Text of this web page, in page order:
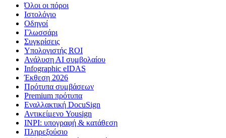
Όλοι οι πόροι
Ιστολόγιο
Οδηγοί
Γλωσσάρι
Συγκρίσεις
Υπολογιστής ROI
Ανάλυση ΑΙ συμβολαίου
Infographic eIDAS
Έκθεση 2026
Πρότυπα συμβάσεων
Premium πρότυπα
Εναλλακτική DocuSign
Αντικείμενο Yousign
INPI: υπογραφή & κατάθεση
Πληρεξούσιο